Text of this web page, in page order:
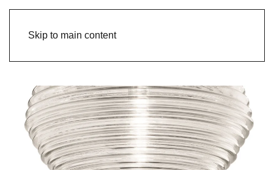
Skip to main content